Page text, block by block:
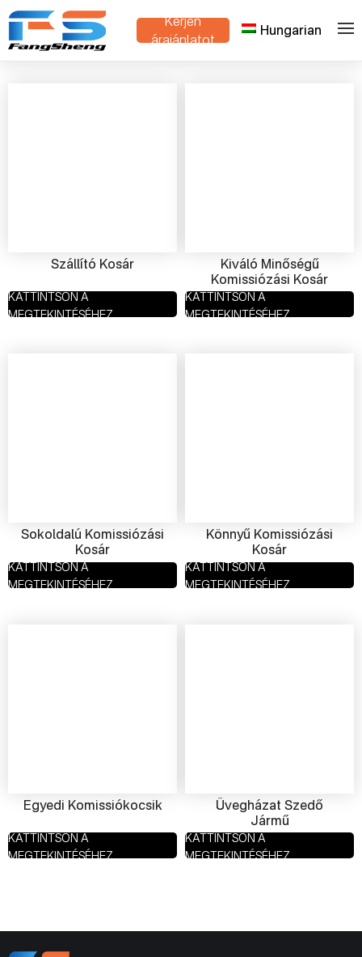
Kérjen
árajánlatot
Hungarian
Otthon > Termékek
Szállító Kosár
KATTINTSON A
MEGTEKINTÉSÉHEZ
Kiváló Minőségű
Komissiózási Kosár
KATTINTSON A
MEGTEKINTÉSÉHEZ
Sokoldalú Komissiózási
Kosár
KATTINTSON A
MEGTEKINTÉSÉHEZ
Könnyű Komissiózási
Kosár
KATTINTSON A
MEGTEKINTÉSÉHEZ
Egyedi Komissiókocsik
KATTINTSON A
MEGTEKINTÉSÉHEZ
Üvegházat Szedő
Jármű
KATTINTSON A
MEGTEKINTÉSÉHEZ